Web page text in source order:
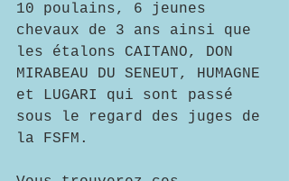
10 poulains, 6 jeunes
chevaux de 3 ans ainsi que
les étalons CAITANO, DON
MIRABEAU DU SENEUT, HUMAGNE
et LUGARI qui sont passé
sous le regard des juges de
la FSFM.